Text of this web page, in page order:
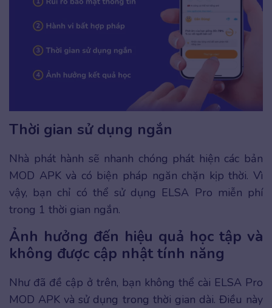
Thời gian sử dụng ngắn
Nhà phát hành sẽ nhanh chóng phát hiện các bản
MOD APK và có biện pháp ngăn chặn kịp thời. Vì
vậy, bạn chỉ có thể sử dụng ELSA Pro miễn phí
trong 1 thời gian ngắn.
Ảnh hưởng đến hiệu quả học tập và
không được cập nhật tính năng
Như đã đề cập ở trên, bạn không thể cài ELSA Pro
MOD APK và sử dụng trong thời gian dài. Điều này